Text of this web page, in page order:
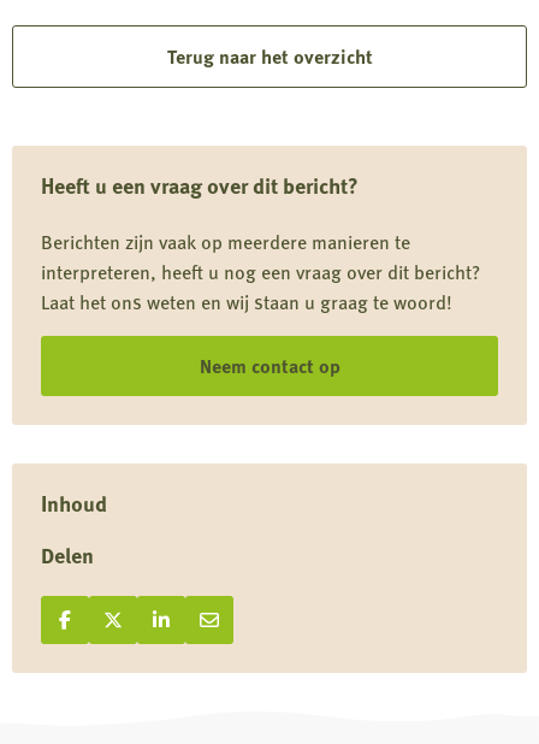
Heeft u een vraag over dit bericht?
Berichten zijn vaak op meerdere manieren te
interpreteren, heeft u nog een vraag over dit bericht?
Laat het ons weten en wij staan u graag te woord!
Neem contact op
Inhoud
Delen
Deel op Facebook
Deel
op
Deel op X
Deel
op
Deel op LinkedIn
Deel
op
Deel via e-mail
Deel
via
Driekwart
kattendieet
komt
natuur
Terug naar het overzicht